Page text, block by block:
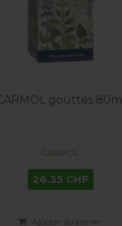
gouttes 80ml
CARMOL
26.35 CHF
Ajouter au panier